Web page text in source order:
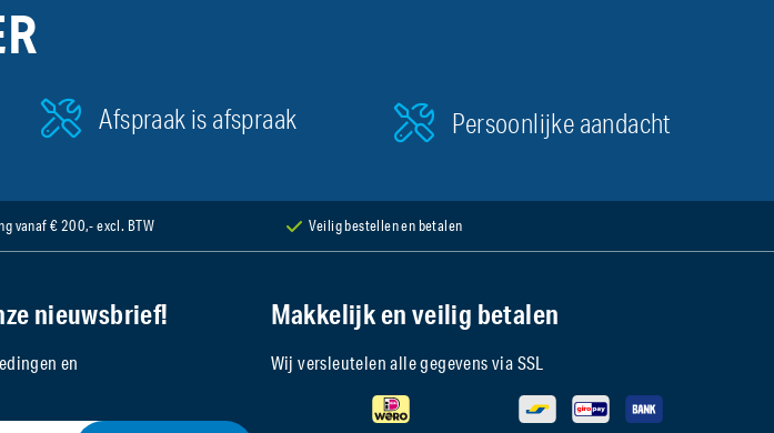
Afspraak is afspraak Persoonlijke aandacht
vanaf € 200,- excl. BTW Veilig bestellen en betalen
nieuwsbrief!
en
Makkelijk en veilig betalen
Wij versleutelen alle gegevens via SSL